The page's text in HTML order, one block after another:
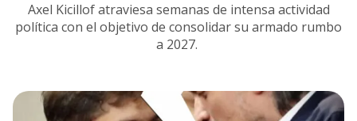
Axel Kicillof atraviesa semanas de intensa actividad
política con el objetivo de consolidar su armado rumbo
a 2027.